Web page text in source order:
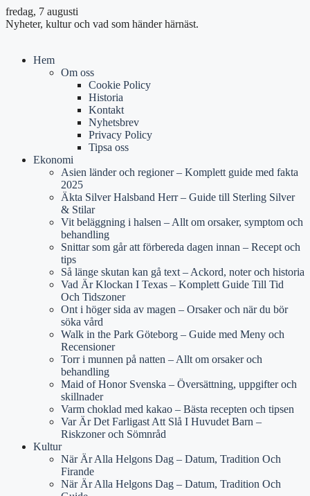
fredag, 7 augusti
Nyheter, kultur och vad som händer härnäst.
Hem
Om oss
Cookie Policy
Historia
Kontakt
Nyhetsbrev
Privacy Policy
Tipsa oss
Ekonomi
Asien länder och regioner – Komplett guide med fakta
2025
Äkta Silver Halsband Herr – Guide till Sterling Silver
& Stilar
Vit beläggning i halsen – Allt om orsaker, symptom och
behandling
Snittar som går att förbereda dagen innan – Recept och
tips
Så länge skutan kan gå text – Ackord, noter och historia
Vad Är Klockan I Texas – Komplett Guide Till Tid
Och Tidszoner
Ont i höger sida av magen – Orsaker och när du bör
söka vård
Walk in the Park Göteborg – Guide med Meny och
Recensioner
Torr i munnen på natten – Allt om orsaker och
behandling
Maid of Honor Svenska – Översättning, uppgifter och
skillnader
Varm choklad med kakao – Bästa recepten och tipsen
Var Är Det Farligast Att Slå I Huvudet Barn –
Riskzoner och Sömnråd
Kultur
När Är Alla Helgons Dag – Datum, Tradition Och
Firande
När Är Alla Helgons Dag – Datum, Tradition Och